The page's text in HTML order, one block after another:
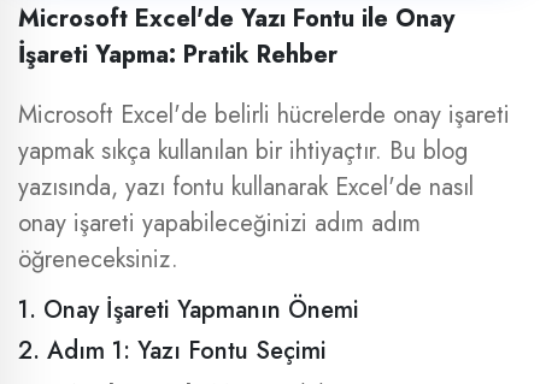
Microsoft Excel'de Yazı Fontu ile Onay
İşareti Yapma: Pratik Rehber
Microsoft Excel'de belirli hücrelerde onay işareti
yapmak sıkça kullanılan bir ihtiyaçtır. Bu blog
yazısında, yazı fontu kullanarak Excel'de nasıl
onay işareti yapabileceğinizi adım adım
öğreneceksiniz.
1. Onay İşareti Yapmanın Önemi
2. Adım 1: Yazı Fontu Seçimi